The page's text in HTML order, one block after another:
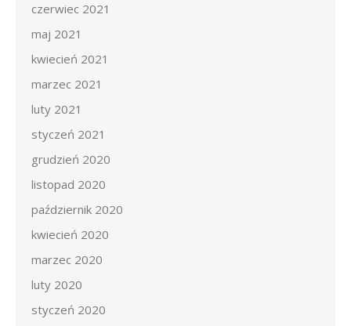
czerwiec 2021
maj 2021
kwiecień 2021
marzec 2021
luty 2021
styczeń 2021
grudzień 2020
listopad 2020
październik 2020
kwiecień 2020
marzec 2020
luty 2020
styczeń 2020